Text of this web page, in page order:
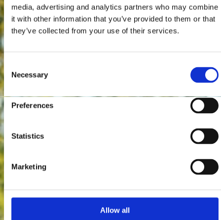
media, advertising and analytics partners who may combine
it with other information that you’ve provided to them or that
they’ve collected from your use of their services.
Consent
Selection
Necessary
Preferences
Statistics
Marketing
Allow all